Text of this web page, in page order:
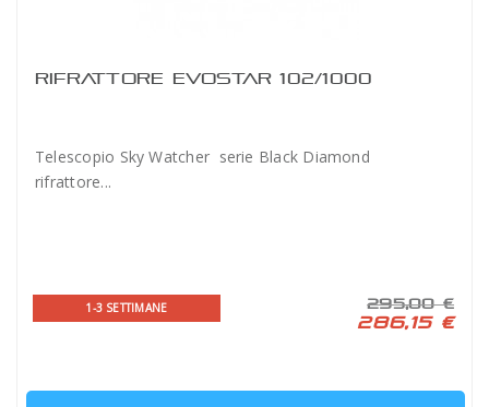
RIFRATTORE EVOSTAR 102/1000
Telescopio Sky Watcher serie Black Diamond
rifrattore...
1-3 SETTIMANE 295,00 €
286,15 €